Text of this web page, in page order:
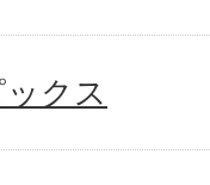
クス